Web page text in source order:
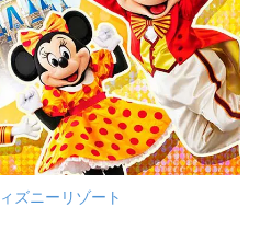
ズニーリゾート